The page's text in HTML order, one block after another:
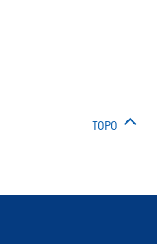
TOPO